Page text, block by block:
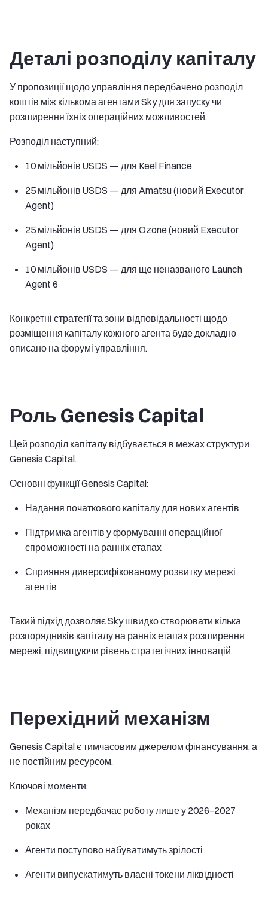
Деталі розподілу капіталу
У пропозиції щодо управління передбачено розподіл
коштів між кількома агентами Sky для запуску чи
розширення їхніх операційних можливостей.
Розподіл наступний:
10 мільйонів USDS — для Keel Finance
25 мільйонів USDS — для Amatsu (новий Executor
Agent)
25 мільйонів USDS — для Ozone (новий Executor
Agent)
10 мільйонів USDS — для ще неназваного Launch
Agent 6
Конкретні стратегії та зони відповідальності щодо
розміщення капіталу кожного агента буде докладно
описано на форумі управління.
Роль Genesis Capital
Цей розподіл капіталу відбувається в межах структури
Genesis Capital.
Основні функції Genesis Capital:
Надання початкового капіталу для нових агентів
Підтримка агентів у формуванні операційної
спроможності на ранніх етапах
Сприяння диверсифікованому розвитку мережі
агентів
Такий підхід дозволяє Sky швидко створювати кілька
розпорядників капіталу на ранніх етапах розширення
мережі, підвищуючи рівень стратегічних інновацій.
Перехідний механізм
Genesis Capital є тимчасовим джерелом фінансування, а
не постійним ресурсом.
Ключові моменти:
Механізм передбачає роботу лише у 2026–2027
роках
Агенти поступово набуватимуть зрілості
Агенти випускатимуть власні токени ліквідності